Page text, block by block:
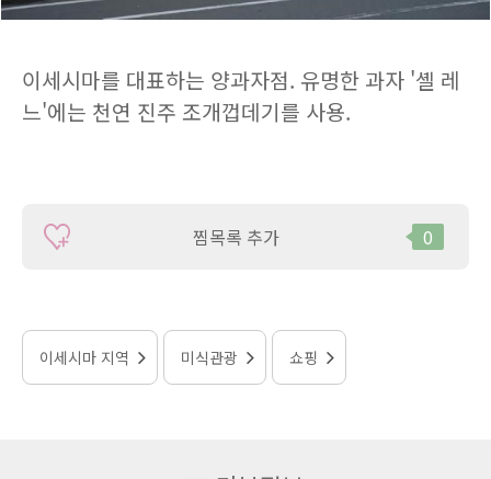
이세시마를 대표하는 양과자점. 유명한 과자 '셸 레
느'에는 천연 진주 조개껍데기를 사용.
찜목록 추가 0
이세시마 지역 미식관광 쇼핑